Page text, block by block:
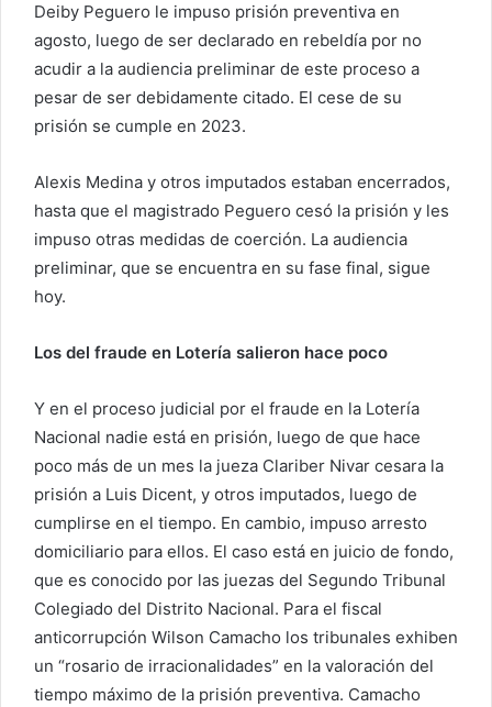
Deiby Peguero le impuso prisión preventiva en
agosto, luego de ser declarado en rebeldía por no
acudir a la audiencia preliminar de este proceso a
pesar de ser debidamente citado. El cese de su
prisión se cumple en 2023.
Alexis Medina y otros imputados estaban encerrados,
hasta que el magistrado Peguero cesó la prisión y les
impuso otras medidas de coerción. La audiencia
preliminar, que se encuentra en su fase final, sigue
hoy.
Los del fraude en Lotería salieron hace poco
Y en el proceso judicial por el fraude en la Lotería
Nacional nadie está en prisión, luego de que hace
poco más de un mes la jueza Clariber Nivar cesara la
prisión a Luis Dicent, y otros imputados, luego de
cumplirse en el tiempo. En cambio, impuso arresto
domiciliario para ellos. El caso está en juicio de fondo,
que es conocido por las juezas del Segundo Tribunal
Colegiado del Distrito Nacional. Para el fiscal
anticorrupción Wilson Camacho los tribunales exhiben
un “rosario de irracionalidades” en la valoración del
tiempo máximo de la prisión preventiva. Camacho